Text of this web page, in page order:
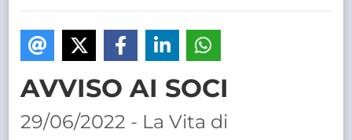
AVVISO AI SOCI
29/06/2022 - La Vita di